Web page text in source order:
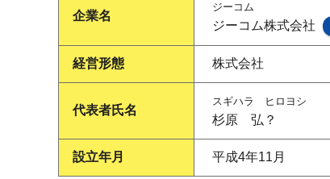
企業名
ジーコム
ジーコム株式会社
経営形態 株式会社
代表者氏名
スギハラ ヒロヨシ
杉原 弘？
設立年月 平成4年11月